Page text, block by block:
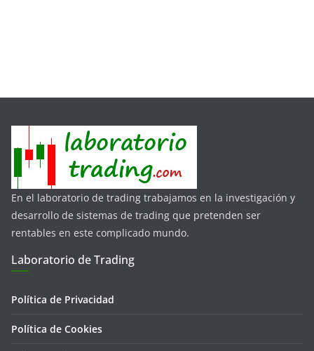
En el laboratorio de trading trabajamos en la investigación y
desarrollo de sistemas de trading que pretenden ser
rentables en este complicado mundo.
Laboratorio de Trading
Política de Privacidad
Política de Cookies